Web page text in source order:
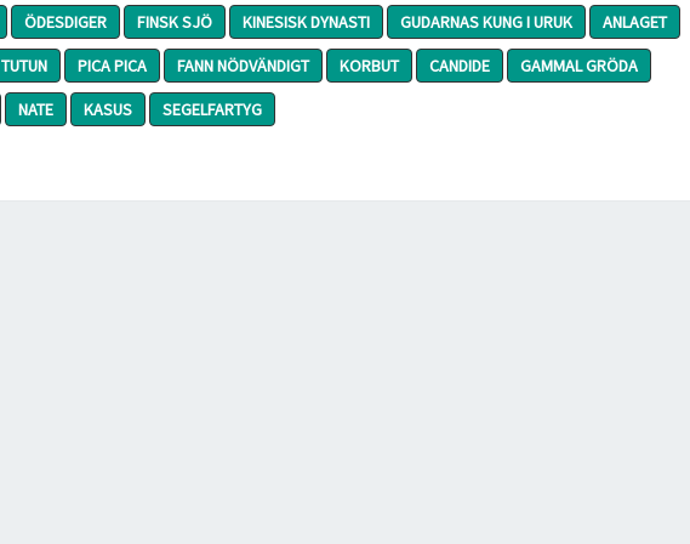
ÖDESDIGER FINSK SJÖ KINESISK DYNASTI GUDARNAS KUNG I URUK
ANLAGET
TUTUN PICA PICA FANN NÖDVÄNDIGT KORBUT CANDIDE
GAMMAL GRÖDA
NATE KASUS SEGELFARTYG